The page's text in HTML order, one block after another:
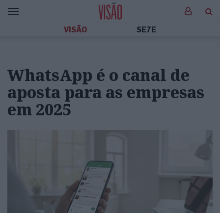
VISÃO SE7E
WhatsApp é o canal de
aposta para as empresas
em 2025